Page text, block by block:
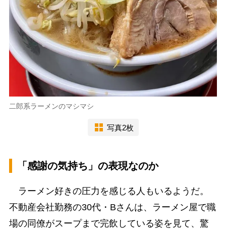
二郎系ラーメンのマシマシ
写真2枚
「感謝の気持ち」の表現なのか
ラーメン好きの圧力を感じる人もいるようだ。
不動産会社勤務の30代・Bさんは、ラーメン屋で職
場の同僚がスープまで完飲している姿を見て、驚